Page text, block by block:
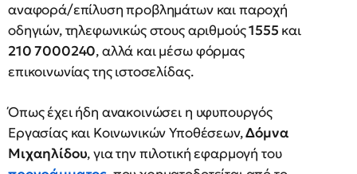
αναφορά/επίλυση προβλημάτων και παροχή
οδηγιών, τηλεφωνικώς στους αριθμούς1555 και
210 7000240, αλλά και μέσω φόρμας
επικοινωνίας της ιστοσελίδας.
Όπως έχει ήδη ανακοινώσει η υφυπουργός
Εργασίας και Κοινωνικών Υποθέσεων,Δόμνα
Μιχαηλίδου, για την πιλοτική εφαρμογή του